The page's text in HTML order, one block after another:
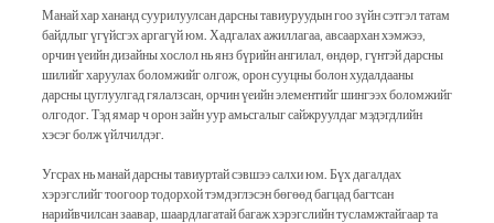
Манай хар хананд суурилуулсан дарсны тавиуруудын гоо зүйн сэтгэл татам
байдлыг үгүйсгэх аргагүй юм. Хадгалах ажиллагаа, авсаархан хэмжээ,
орчин үеийн дизайны хослол нь янз бүрийн ангилал, өндөр, гүнтэй дарсны
шилийг харуулах боломжийг олгож, орон сууцны болон худалдааны
дарсны цуглуулгад гялалзсан, орчин үеийн элементийг шингээх боломжийг
олгодог. Тэд ямар ч орон зайн уур амьсгалыг сайжруулдаг мэдэгдлийн
хэсэг болж үйлчилдэг.
Угсрах нь манай дарсны тавиуртай сэвшээ салхи юм. Бүх дагалдах
хэрэгслийг тоогоор тодорхой тэмдэглэсэн бөгөөд багцад багтсан
нарийвчилсан заавар, шаардлагатай багаж хэрэгслийн тусламжтайгаар та